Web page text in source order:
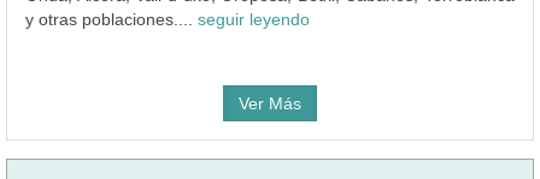
y otras poblaciones.... seguir leyendo
Ver Más